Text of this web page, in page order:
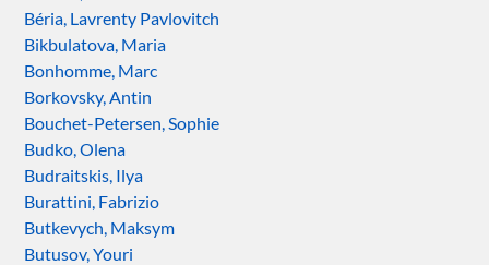
Béria, Lavrenty Pavlovitch
Bikbulatova, Maria
Bonhomme, Marc
Borkovsky, Antin
Bouchet-Petersen, Sophie
Budko, Olena
Budraitskis, Ilya
Burattini, Fabrizio
Butkevych, Maksym
Butusov, Youri